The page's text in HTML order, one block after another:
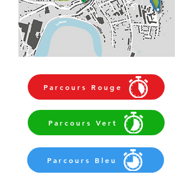
Parcours Rouge
Parcours Vert
Parcours Bleu